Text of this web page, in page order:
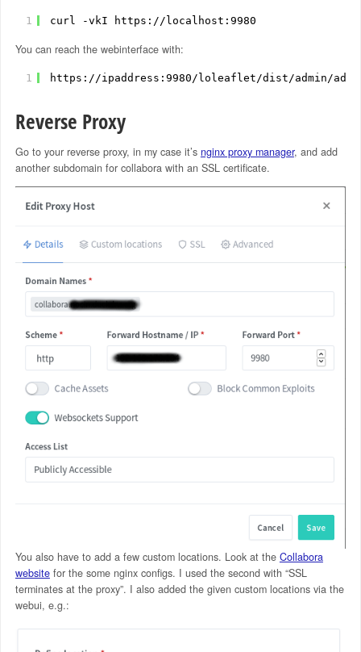
1 curl -vkI https: //localhost :9980
You can reach the webinterface with:
1 https: //ipaddress :9980 /loleaflet/dist/admin/
Reverse Proxy
Go to your reverse proxy, in my case it’s nginx proxy manager, and add
another subdomain for collabora with an SSL certificate.
You also have to add a few custom locations. Look at the Collabora
websitefor the some nginx configs. I used the second with “SSL
terminates at the proxy”. I also added the given custom locations via the
webui, e.g.: